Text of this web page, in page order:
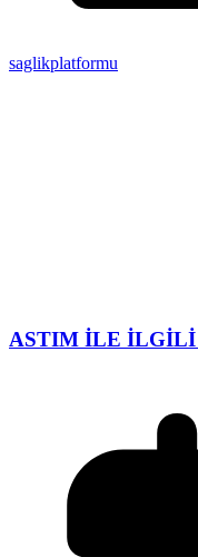
saglikplatformu
ASTIM İLE İLGİLİ